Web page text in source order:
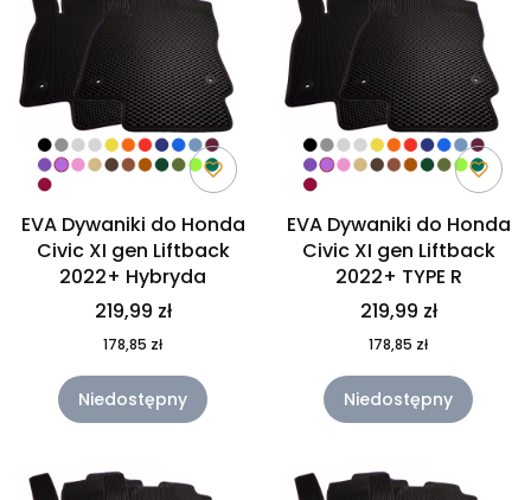
EVA Dywaniki do Honda
Civic XI gen Liftback
2022+ Hybryda
219,99 zł
178,85 zł
Niedostępny
EVA Dywaniki do Honda
Civic XI gen Liftback
2022+ TYPE R
219,99 zł
178,85 zł
Niedostępny